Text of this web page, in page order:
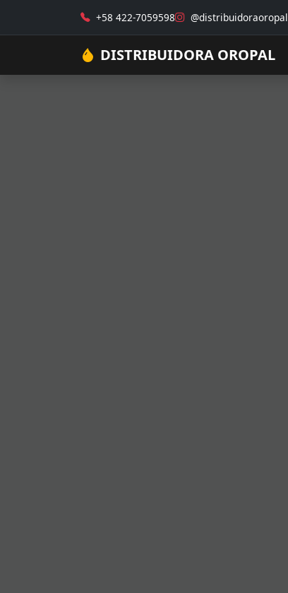
+58 422-7059598 @distribuidoraoropal
DISTRIBUIDORA OROPAL